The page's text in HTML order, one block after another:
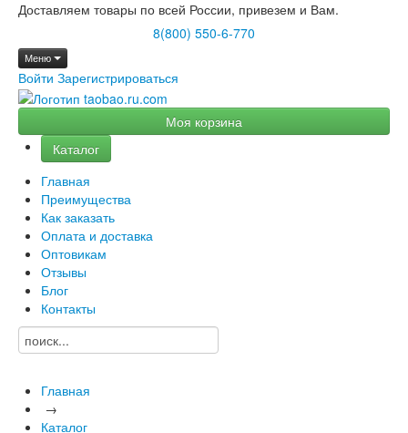
Доставляем товары по всей России, привезем и Вам.
8(800) 550-6-770
Меню
Войти Зарегистрироваться
Моя корзина
Каталог
Главная
Преимущества
Как заказать
Оплата и доставка
Оптовикам
Отзывы
Блог
Контакты
Главная
→
Каталог